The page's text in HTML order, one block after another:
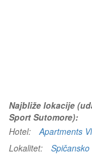
Najbliže lokacije
Sport Sutomore):
Hotel:
Apartments
Lokalitet:
Spičansko